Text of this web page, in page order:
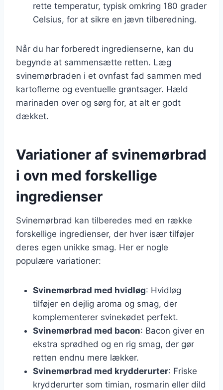
rette temperatur, typisk omkring 180 grader
Celsius, for at sikre en jævn tilberedning.
Når du har forberedt ingredienserne, kan du
begynde at sammensætte retten. Læg
svinemørbraden i et ovnfast fad sammen med
kartoflerne og eventuelle grøntsager. Hæld
marinaden over og sørg for, at alt er godt
dækket.
Variationer af svinemørbrad
i ovn med forskellige
ingredienser
Svinemørbrad kan tilberedes med en række
forskellige ingredienser, der hver især tilføjer
deres egen unikke smag. Her er nogle
populære variationer:
Svinemørbrad med hvidløg: Hvidløg
tilføjer en dejlig aroma og smag, der
komplementerer svinekødet perfekt.
Svinemørbrad med bacon: Bacon giver en
ekstra sprødhed og en rig smag, der gør
retten endnu mere lækker.
Svinemørbrad med krydderurter: Friske
krydderurter som timian, rosmarin eller dild